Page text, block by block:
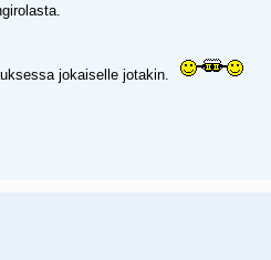
jokaiselle jotakin.